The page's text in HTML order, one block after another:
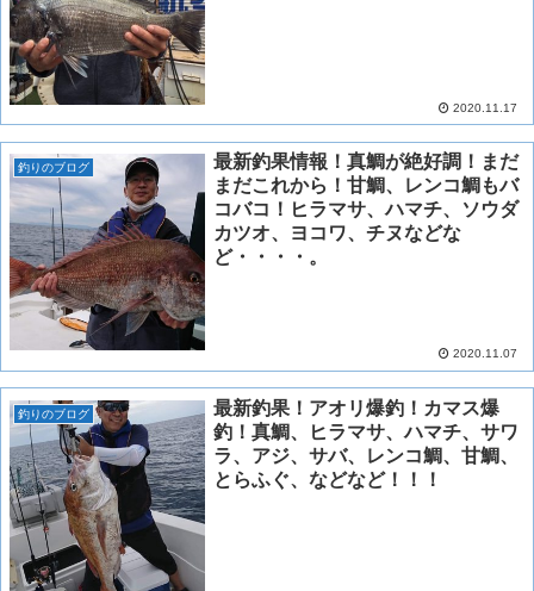
2020.11.17
釣りのブログ
最新釣果情報！真鯛が絶好調！まだ
まだこれから！甘鯛、レンコ鯛もバ
コバコ！ヒラマサ、ハマチ、ソウダ
カツオ、ヨコワ、チヌなどな
ど・・・・。
2020.11.07
釣りのブログ
最新釣果！アオリ爆釣！カマス爆
釣！真鯛、ヒラマサ、ハマチ、サワ
ラ、アジ、サバ、レンコ鯛、甘鯛、
とらふぐ、などなど！！！